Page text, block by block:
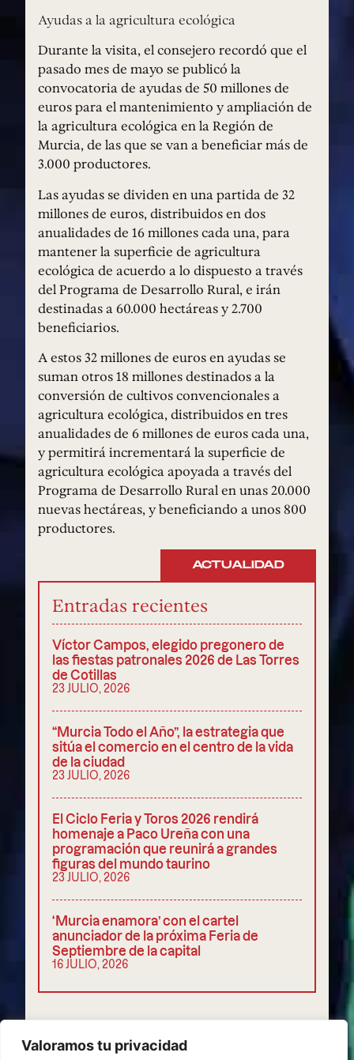
Valoramos tu privacidad
COMPARTIR
Ayudas a la agricultura ecológica
Durante la visita, el consejero recordó que el
pasado mes de mayo se publicó la
convocatoria de ayudas de 50 millones de
euros para el mantenimiento y ampliación de
la agricultura ecológica en la Región de
Murcia, de las que se van a beneficiar más de
3.000 productores.
Las ayudas se dividen en una partida de 32
millones de euros, distribuidos en dos
anualidades de 16 millones cada una, para
mantener la superficie de agricultura
ecológica de acuerdo a lo dispuesto a través
del Programa de Desarrollo Rural, e irán
destinadas a 60.000 hectáreas y 2.700
beneficiarios.
A estos 32 millones de euros en ayudas se
suman otros 18 millones destinados a la
conversión de cultivos convencionales a
agricultura ecológica, distribuidos en tres
anualidades de 6 millones de euros cada una,
y permitirá incrementará la superficie de
agricultura ecológica apoyada a través del
Programa de Desarrollo Rural en unas 20.000
nuevas hectáreas, y beneficiando a unos 800
productores.
ACTUALIDAD
Entradas recientes
Víctor Campos, elegido pregonero de
las fiestas patronales 2026 de Las Torres
de Cotillas
23 JULIO, 2026
“Murcia Todo el Año”, la estrategia que
sitúa el comercio en el centro de la vida
de la ciudad
23 JULIO, 2026
El Ciclo Feria y Toros 2026 rendirá
homenaje a Paco Ureña con una
programación que reunirá a grandes
figuras del mundo taurino
23 JULIO, 2026
‘Murcia enamora’ con el cartel
anunciador de la próxima Feria de
Septiembre de la capital
16 JULIO, 2026